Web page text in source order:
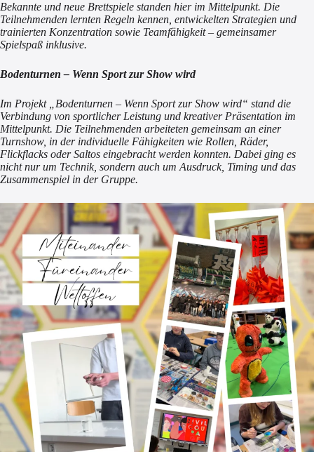
Bekannte und neue Brettspiele standen hier im Mittelpunkt. Die
Teilnehmenden lernten Regeln kennen, entwickelten Strategien und
trainierten Konzentration sowie Teamfähigkeit – gemeinsamer
Spielspaß inklusive.
Bodenturnen – Wenn Sport zur Show wird
Im Projekt „Bodenturnen – Wenn Sport zur Show wird“ stand die
Verbindung von sportlicher Leistung und kreativer Präsentation im
Mittelpunkt. Die Teilnehmenden arbeiteten gemeinsam an einer
Turnshow, in der individuelle Fähigkeiten wie Rollen, Räder,
Flickflacks oder Saltos eingebracht werden konnten. Dabei ging es
nicht nur um Technik, sondern auch um Ausdruck, Timing und das
Zusammenspiel in der Gruppe.